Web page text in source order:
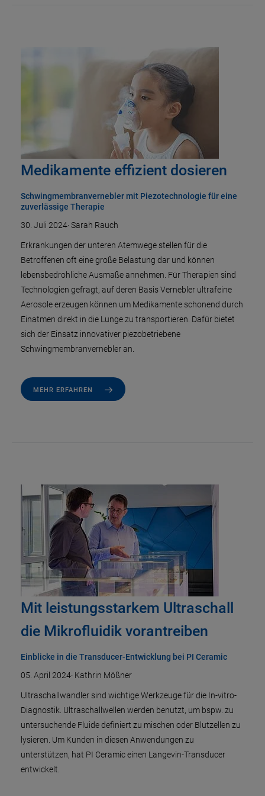
Medikamente effizient dosieren
Schwingmembranvernebler mit Piezotechnologie für eine
zuverlässige Therapie
30. Juli 2024· Sarah Rauch
Erkrankungen der unteren Atemwege stellen für die
Betroffenen oft eine große Belastung dar und können
lebensbedrohliche Ausmaße annehmen. Für Therapien sind
Technologien gefragt, auf deren Basis Vernebler ultrafeine
Aerosole erzeugen können um Medikamente schonend durch
Einatmen direkt in die Lunge zu transportieren. Dafür bietet
sich der Einsatz innovativer piezobetriebene
Schwingmembranvernebler an.
MEHR ERFAHREN
Mit leistungsstarkem Ultraschall
die Mikrofluidik vorantreiben
Einblicke in die Transducer-Entwicklung bei PI Ceramic
05. April 2024· Kathrin Mößner
Ultraschallwandler sind wichtige Werkzeuge für die In-vitro-
Diagnostik. Ultraschallwellen werden benutzt, um bspw. zu
untersuchende Fluide definiert zu mischen oder Blutzellen zu
lysieren. Um Kunden in diesen Anwendungen zu
unterstützen, hat PI Ceramic einen Langevin-Transducer
entwickelt.